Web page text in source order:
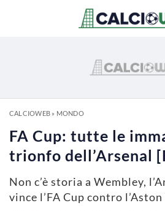
CALCIOWEB» MONDO
FA Cup: tutte le
trionfo dell’Arsenal
Non c’è storia a Wembley,
vince l’FA Cup contro